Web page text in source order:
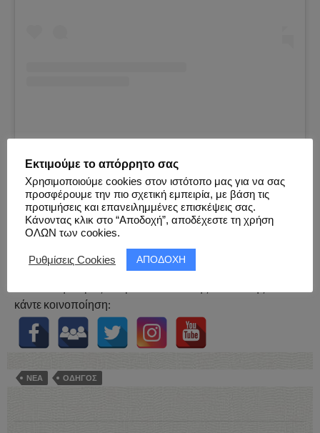
Ελάτε στοFacebook Groupμας, της μίας και μοναδικής
ελληνικής κοινότητας Cosplay και πείτε μας την γνώμη σας !
κάντε κοινοποίηση:
ΝΕΑ ΟΔΗΓΟΣ
Εκτιμούμε το απόρρητο σας
Χρησιμοποιούμε cookies στον ιστότοπο μας για να σας
προσφέρουμε την πιο σχετική εμπειρία, με βάση τις
προτιμήσεις και επανειλημμένες επισκέψεις σας.
Κάνοντας κλικ στο “Αποδοχή”, αποδέχεστε τη χρήση
ΟΛΩΝ των cookies.
Ρυθμίσεις Cookies ΑΠΟΔΟΧΗ